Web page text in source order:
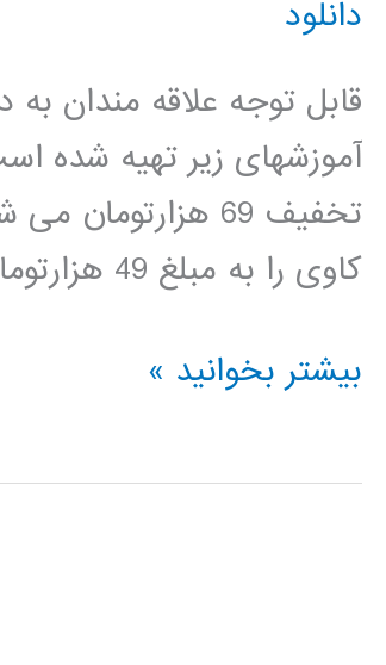
دانلود
قابل توجه علاقه مندان
آموزشهای زیر تهیه
تخفیف 69
کاوی را به مبلغ 49 هزارتومان خرید کنید. لینک دانلود
بسته
داده
بیشتر بخوانید »